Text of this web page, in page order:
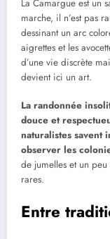
La Camargue est un
marche, il n’est pas
dessinant un arc
aigrettes et les
d’une vie discrète
devient ici un art.
La randonnée
douce et
naturalistes savent
observer les
de jumelles et un
rares.
Entre